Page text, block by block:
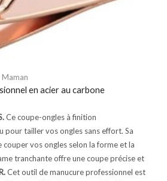
Maman
en acier au carbone
Ce coupe-ongles à finition
pour tailler vos ongles sans effort. Sa
vos ongles selon la forme et la
tranchante offre une coupe précise et
Cet outil de manucure professionnel est